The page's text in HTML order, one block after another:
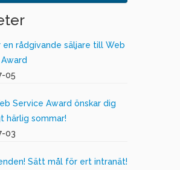
en rådgivande säljare till Web
05
Service Award önskar dig
härlig sommar!
03
Sätt mål för ert intranät!